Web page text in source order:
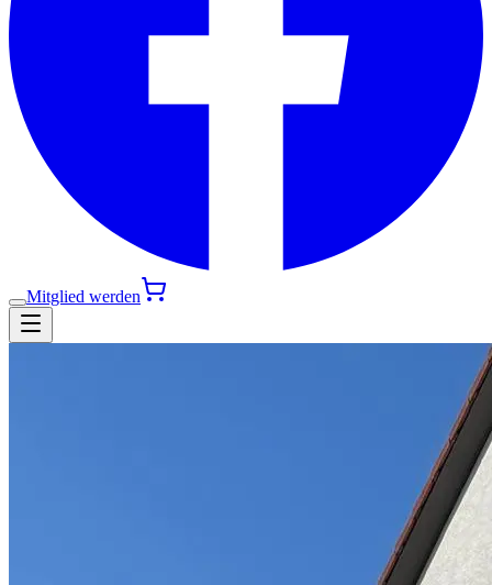
Mitglied werden